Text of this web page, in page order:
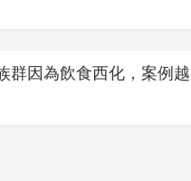
因為飲食西化，案例